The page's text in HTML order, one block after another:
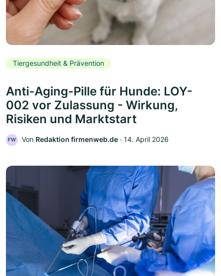
Tiergesundheit & Prävention
Anti-Aging-Pille für Hunde: LOY-
002 vor Zulassung - Wirkung,
Risiken und Marktstart
FW Von Redaktion firmenweb.de ‧ 14. April 2026